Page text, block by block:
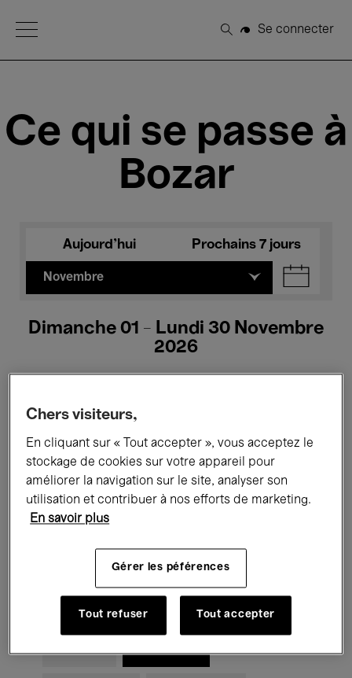
Open Menu
Rechercher
Se connecter
Ce qui se passe à
Bozar
Aujourd'hui Prochains 7 jours
Novembre
Dimanche 01 - Lundi 30 Novembre
2026
Tous les événements Concerts
Expositions Films Performances
Rencontres & Débats
Musique classique Global Music
Musique électronique
Pour tous Kids’ Palace
Chers visiteurs,
En cliquant sur « Tout accepter », vous acceptez le
stockage de cookies sur votre appareil pour
améliorer la navigation sur le site, analyser son
utilisation et contribuer à nos efforts de marketing.
En savoir plus
Gérer les péférences
Tout refuser Tout accepter